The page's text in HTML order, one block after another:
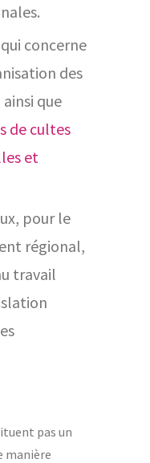
concerne
des
ainsi que
de cultes
et
pour le
régional,
travail
pas un
manière